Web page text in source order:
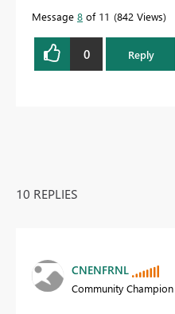
Message 8 of 11 842 Views
0 Reply
10 REPLIES
CNENFRNL
Community Champion